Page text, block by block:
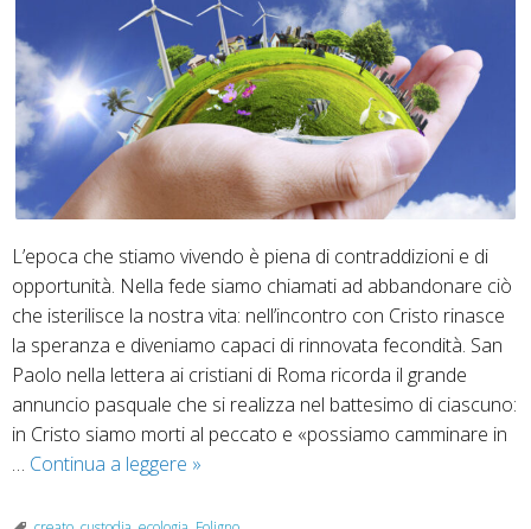
L’epoca che stiamo vivendo è piena di contraddizioni e di
opportunità. Nella fede siamo chiamati ad abbandonare ciò
che isterilisce la nostra vita: nell’incontro con Cristo rinasce
la speranza e diveniamo capaci di rinnovata fecondità. San
Paolo nella lettera ai cristiani di Roma ricorda il grande
annuncio pasquale che si realizza nel battesimo di ciascuno:
in Cristo siamo morti al peccato e «possiamo camminare in
… Continua a leggere Il
per
»